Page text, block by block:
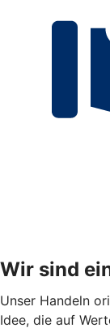
Wir sind
Unser Handeln
Idee, die auf